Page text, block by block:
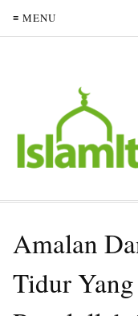
≡ MENU
Amalan
Tidur